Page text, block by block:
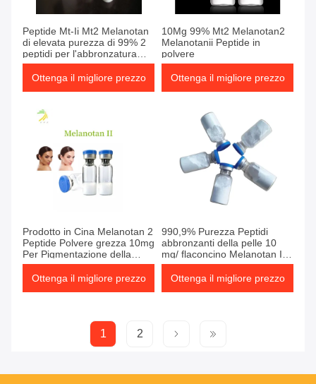
Peptide Mt-Ii Mt2 Melanotan
di elevata purezza di 99% 2
peptidi per l'abbronzatura
della pelle
Ottenga il migliore prezzo
10Mg 99% Mt2 Melanotan2
Melanotanii Peptide in
polvere
Ottenga il migliore prezzo
Prodotto in Cina Melanotan 2
Peptide Polvere grezza 10mg
Per Pigmentazione della
Pelle
Ottenga il migliore prezzo
990,9% Purezza Peptidi
abbronzanti della pelle 10
mg/ flaconcino Melanotan II
Melanotan 2 Mt2
Ottenga il migliore prezzo
1 2